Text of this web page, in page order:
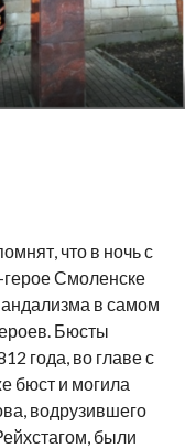
что в ночь с
герое Смоленске
в самом
Бюсты
года, во главе с
бюст и могила
водрузившего
были